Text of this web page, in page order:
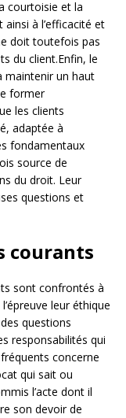
courtoisie et la
à l’efficacité et
doit toutefois pas
du client.Enfin, le
maintenir un haut
former
les clients
adaptée à
fondamentaux
source de
du droit. Leur
questions et
courants
sont confrontés à
leur éthique
questions
responsabilités qui
concerne
qui sait ou
l’acte dont il
son devoir de